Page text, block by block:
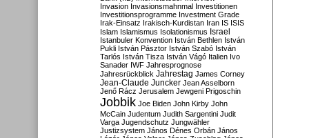
Invasion Invasionsmahnmal Investitionen
Investitionsprogramme Investment Grade
Irak-Einsatz Irakisch-Kurdistan Iran IS ISIS
Islam Islamismus Isolationismus Israel
Istanbuler Konvention István Bethlen István
Pukli István Pásztor István Szabó István
Tarlós István Tisza István Vágó Italien Ivo
Sanader IWF Jahresprognose
Jahresrückblick Jahrestag James Corney
Jean-Claude Juncker Jean Asselborn
Jenő Rácz Jerusalem Jewgeni Prigoschin
Jobbik Joe Biden John Kirby John
McCain Judentum Judith Sargentini Judit
Varga Jugendschutz Jungwähler
Justizsystem János Dénes Orbán János